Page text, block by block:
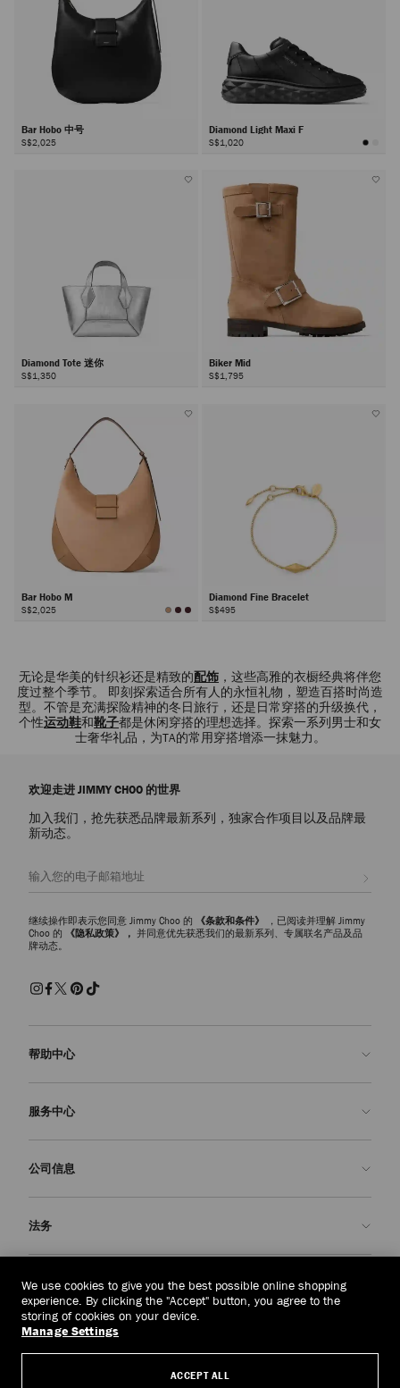
Bar Hobo 中号
S$2,025
Diamond Light Maxi F
S$1,020
Diamond Tote 迷你
S$1,350
Biker Mid
S$1,795
Bar Hobo M
S$2,025
Diamond Fine Bracelet
S$495
步
无论是华美的针织衫还是精致的配饰 ，这些高雅的衣橱经典将伴您
度过整个季节。 即刻探索适合所有人的永恒礼物，塑造百搭时尚造
型。不管是充满探险精神的冬日旅行，还是日常穿搭的升级换代，
个性运动鞋和靴子都是休闲穿搭的理想选择。探索一系列男士和女
士奢华礼品，为TA的常用穿搭增添一抹魅力。
欢迎走进 JIMMY CHOO 的世界
加入我们，抢先获悉品牌最新系列，独家合作项目以及品牌最
新动态。
继续操作即表示您同意 Jimmy Choo 的 《条款和条件》
，已阅读并理解 Jimmy
Choo 的
《隐私政策》， 并同意优先获悉我们的最新系列、专属联名产品及品
牌动态。
帮助中心
常见问题解答
提交退货
送货
服务中心
定制服务
保修服务
公司信息
我们的历史
我们的影响与责任
我們的影響與責任
匠心工艺
法务
条款与条件
被遗忘权
主体访问请求表
新加坡(S$)
We use cookies to give you the best possible online shopping
experience. By clicking the "Accept" button, you agree to the
storing of cookies on your device.
Manage Settings
ACCEPT ALL